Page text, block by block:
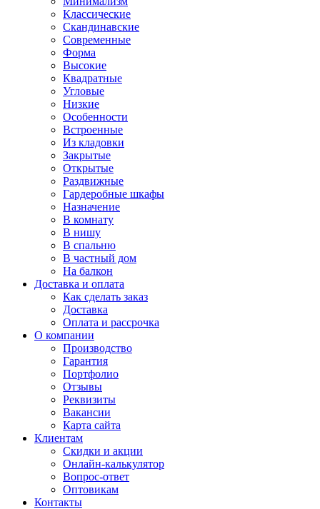
Классические
Скандинавские
Современные
Форма
Высокие
Квадратные
Угловые
Низкие
Особенности
Встроенные
Из кладовки
Закрытые
Открытые
Раздвижные
Гардеробные шкафы
Назначение
В комнату
В нишу
В спальню
В частный дом
На балкон
Доставка и оплата
Как сделать заказ
Доставка
Оплата и рассрочка
О компании
Производство
Гарантия
Портфолио
Отзывы
Реквизиты
Вакансии
Карта сайта
Клиентам
Скидки и акции
Онлайн-калькулятор
Вопрос-ответ
Оптовикам
Контакты